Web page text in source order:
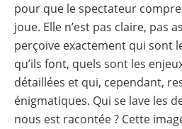
pour que le spectateur
joue. Elle n’est pas claire, pas
perçoive exactement qui sont
qu’ils font, quels sont les
détaillées et qui, cependant,
énigmatiques. Qui se lave les
nous est racontée ? Cette